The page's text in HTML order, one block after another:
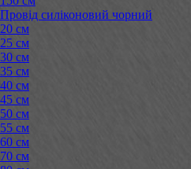
Провід силіконовий чорний
20 см
25 см
30 см
35 см
40 см
45 см
50 см
55 см
60 см
70 см